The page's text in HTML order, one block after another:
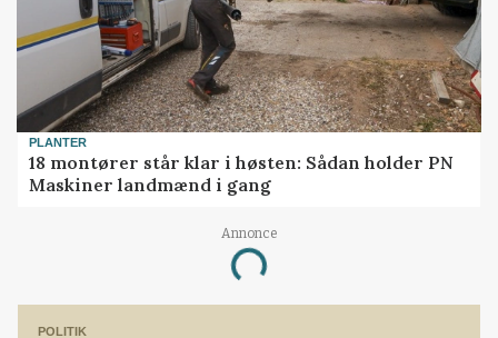
PLANTER
18 montører står klar i høsten: Sådan holder PN
Maskiner landmænd i gang
Annonce
Loading...
POLITIK